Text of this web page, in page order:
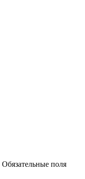
Обязательные поля